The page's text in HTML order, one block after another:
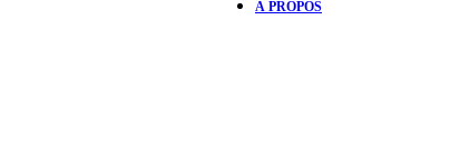
À PROPOS